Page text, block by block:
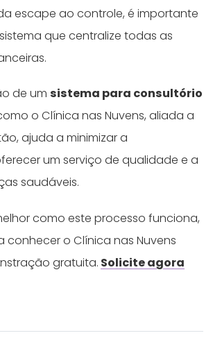
escape ao controle, é importante
que centralize todas as
de umsistema para consultório
o Clínica nas Nuvens, aliada a
ajuda a minimizar a
um serviço de qualidade e a
saudáveis.
como este processo funciona,
conhecer o Clínica nas Nuvens
gratuita. Solicite agora